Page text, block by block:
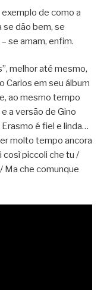
de como a
se dão bem, se
se amam, enfim.
melhor até mesmo,
Carlos em seu álbum
ao mesmo tempo
a versão de Gino
é fiel e linda…
molto tempo ancora
così piccoli che tu /
Ma che comunque